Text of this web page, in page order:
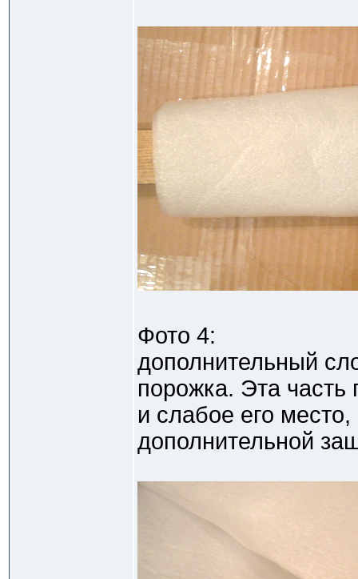
Фото 4:
дополнительный
порожка. Эта
и слабое его
дополнительной